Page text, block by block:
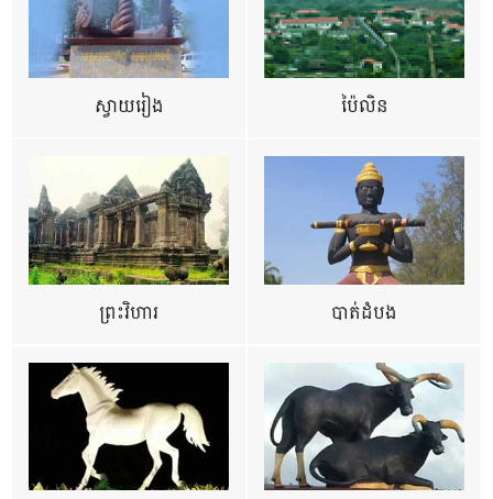
ស្វាយរៀង ប៉ៃលិន
ព្រះវិហារ បាត់ដំបង